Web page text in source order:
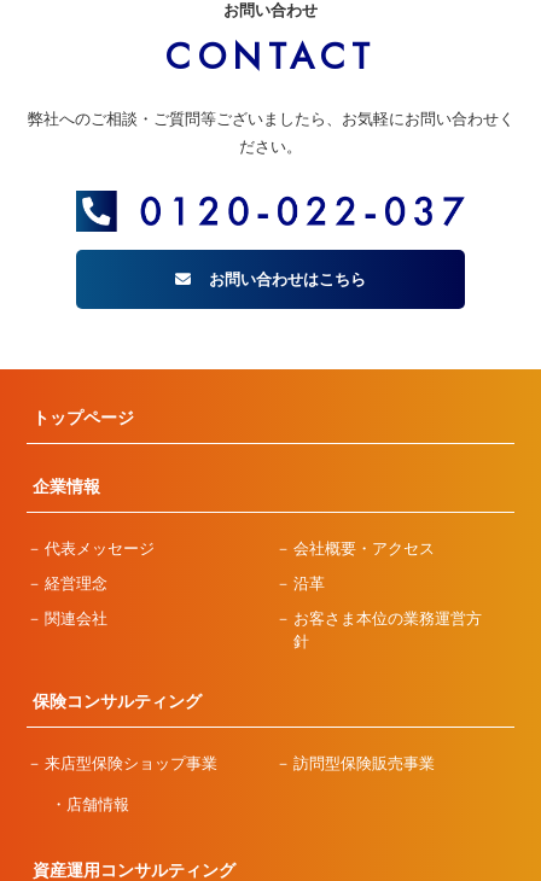
お問い合わせ
CONTACT
弊社へのご相談・ご質問等ございましたら、お気軽にお問い合わせく
ださい。
お問い合わせはこちら
トップページ
企業情報
代表メッセージ
会社概要・アクセス
経営理念
沿革
関連会社
お客さま本位の業務運営方
針
保険コンサルティング
来店型保険ショップ事業
店舗情報
訪問型保険販売事業
資産運用コンサルティング